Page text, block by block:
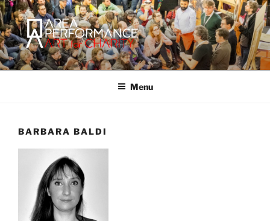
Salta
al
contenuto
AREA PERFORMANCE
Sito ufficiale della Onlus Area Performance.
Menu
BARBARA BALDI